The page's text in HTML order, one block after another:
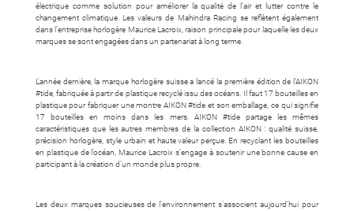
électrique comme solution pour améliorer la qualité de l’air et lutter contre le
changement climatique. Les valeurs de Mahindra Racing se reflètent également
dans l’entreprise horlogère Maurice Lacroix, raison principale pour laquelle les deux
marques se sont engagées dans un partenariat à long terme.
L’année dernière, la marque horlogère suisse a lancé la première édition de l’AIKON
#tide, fabriquée à partir de plastique recyclé issu des océans. Il faut 17 bouteilles en
plastique pour fabriquer une montre AIKON #tide et son emballage, ce qui signifie
17 bouteilles en moins dans les mers. AIKON #tide partage les mêmes
caractéristiques que les autres membres de la collection AIKON : qualité suisse,
précision horlogère, style urbain et haute valeur perçue. En recyclant les bouteilles
en plastique de l’océan, Maurice Lacroix s’engage à soutenir une bonne cause en
participant à la création d’un monde plus propre.
Les deux marques soucieuses de l’environnement s’associent aujourd’hui pour